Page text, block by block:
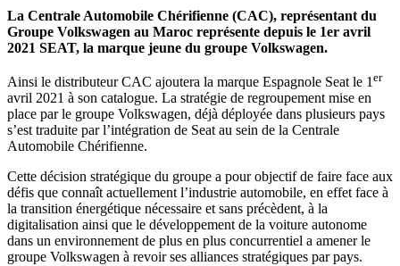
La Centrale Automobile Chérifienne (CAC), représentant du
Groupe Volkswagen au Maroc représente depuis le 1er avril
2021 SEAT, la marque jeune du groupe Volkswagen.
Ainsi le distributeur CAC ajoutera la marque Espagnole Seat le 1 er
avril 2021 à son catalogue. La stratégie de regroupement mise en
place par le groupe Volkswagen, déjà déployée dans plusieurs pays
s’est traduite par l’intégration de Seat au sein de la Centrale
Automobile Chérifienne.
Cette décision stratégique du groupe a pour objectif de faire face aux
défis que connaît actuellement l’industrie automobile, en effet face à
la transition énergétique nécessaire et sans précèdent, à la
digitalisation ainsi que le développement de la voiture autonome
dans un environnement de plus en plus concurrentiel a amener le
groupe Volkswagen à revoir ses alliances stratégiques par pays.